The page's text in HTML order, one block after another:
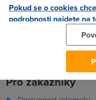
píšeš. Je to takova loterie.
Pro zákazníky
Pokud se o cookies
podrobnosti najdete na